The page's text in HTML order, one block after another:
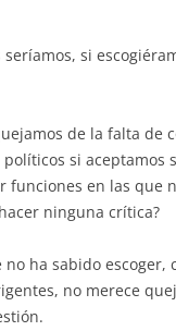
si
de la falta de
si aceptamos
funciones en las que
ninguna crítica?
ha sabido escoger,
no merece